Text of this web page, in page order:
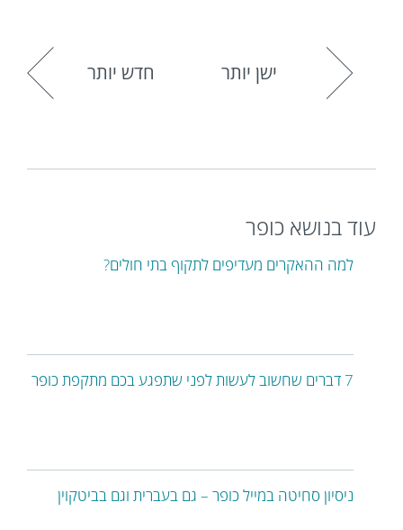
ישן יותר חדש יותר
עוד בנושא כופר
למה ההאקרים מעדיפים לתקוף בתי חולים?
7 דברים שחשוב לעשות לפני שתפגע בכם מתקפת כופר
ניסיון סחיטה במייל כופר – גם בעברית וגם בביטקוין